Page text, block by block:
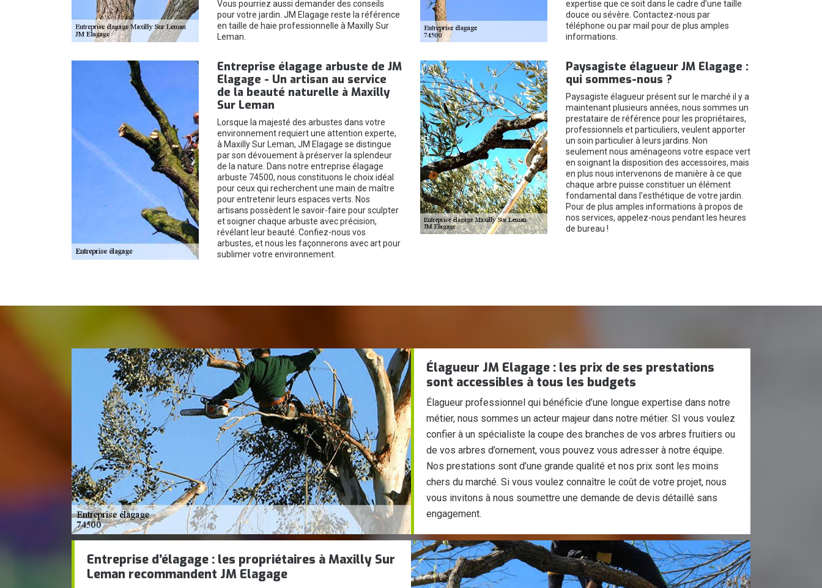
Vous pourriez aussi demander des conseils
pour votre jardin. JM Elagage reste la référence
en taille de haie professionnelle à Maxilly Sur
Leman.
expertise que ce soit dans le cadre d’une taille
douce ou sévère. Contactez-nous par
téléphone ou par mail pour de plus amples
informations.
Entreprise élagage arbuste de JM
Elagage - Un artisan au service
de la beauté naturelle à Maxilly
Sur Leman
Lorsque la majesté des arbustes dans votre
environnement requiert une attention experte,
à Maxilly Sur Leman, JM Elagage se distingue
par son dévouement à préserver la splendeur
de la nature. Dans notre entreprise élagage
arbuste 74500, nous constituons le choix idéal
pour ceux qui recherchent une main de maître
pour entretenir leurs espaces verts. Nos
artisans possèdent le savoir-faire pour sculpter
et soigner chaque arbuste avec précision,
révélant leur beauté. Confiez-nous vos
arbustes, et nous les façonnerons avec art pour
sublimer votre environnement.
Paysagiste élagueur JM Elagage :
qui sommes-nous ?
Paysagiste élagueur présent sur le marché il y a
maintenant plusieurs années, nous sommes un
prestataire de référence pour les propriétaires,
professionnels et particuliers, veulent apporter
un soin particulier à leurs jardins. Non
seulement nous aménageons votre espace vert
en soignant la disposition des accessoires, mais
en plus nous intervenons de manière à ce que
chaque arbre puisse constituer un élément
fondamental dans l’esthétique de votre jardin.
Pour de plus amples informations à propos de
nos services, appelez-nous pendant les heures
de bureau !
Élagueur JM Elagage : les prix de ses prestations
sont accessibles à tous les budgets
Élagueur professionnel qui bénéficie d’une longue expertise dans notre
métier, nous sommes un acteur majeur dans notre métier. SI vous voulez
confier à un spécialiste la coupe des branches de vos arbres fruitiers ou
de vos arbres d’ornement, vous pouvez vous adresser à notre équipe.
Nos prestations sont d’une grande qualité et nos prix sont les moins
chers du marché. Si vous voulez connaître le coût de votre projet, nous
vous invitons à nous soumettre une demande de devis détaillé sans
engagement.
Entreprise d’élagage : les propriétaires à Maxilly Sur
Leman recommandent JM Elagage